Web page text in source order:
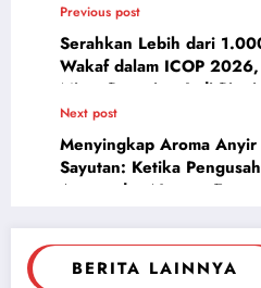
Previous post
Serahkan Lebih dari
Wakaf dalam ICOP
Minta Penerima Jadi
Next post
Menyingkap Aroma Anyir
Sayutan: Ketika
BERITA LAINNYA